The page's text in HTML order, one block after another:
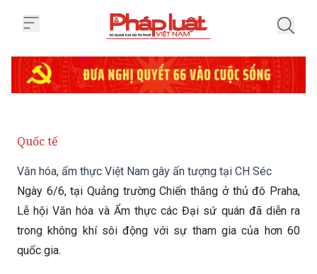
Văn hóa, ẩm thực Việt Nam gây ấn tượng tại CH Séc
Lễ hội Văn hóa và Ẩm thực các Đại sứ quán đã diễn ra
trong không khí sôi động với sự tham gia của hơn 60
quốc gia.
Chủ Nhật 07/06/2026 21:01